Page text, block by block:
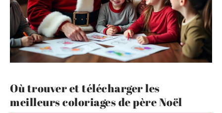
Où trouver et télécharger les
meilleurs coloriages de père Noël